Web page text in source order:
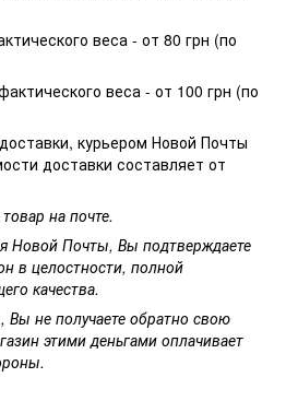
веса - от 80 грн (по
веса - от 100 грн (по
курьером Новой Почты
доставки составляет от
на почте.
Новой Почты, Вы подтверждаете
в целостности, полной
качества.
Вы не получаете обратно свою
этими деньгами оплачивает